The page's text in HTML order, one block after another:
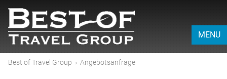
MENU
Best of Travel Group › Angebotsanfrage